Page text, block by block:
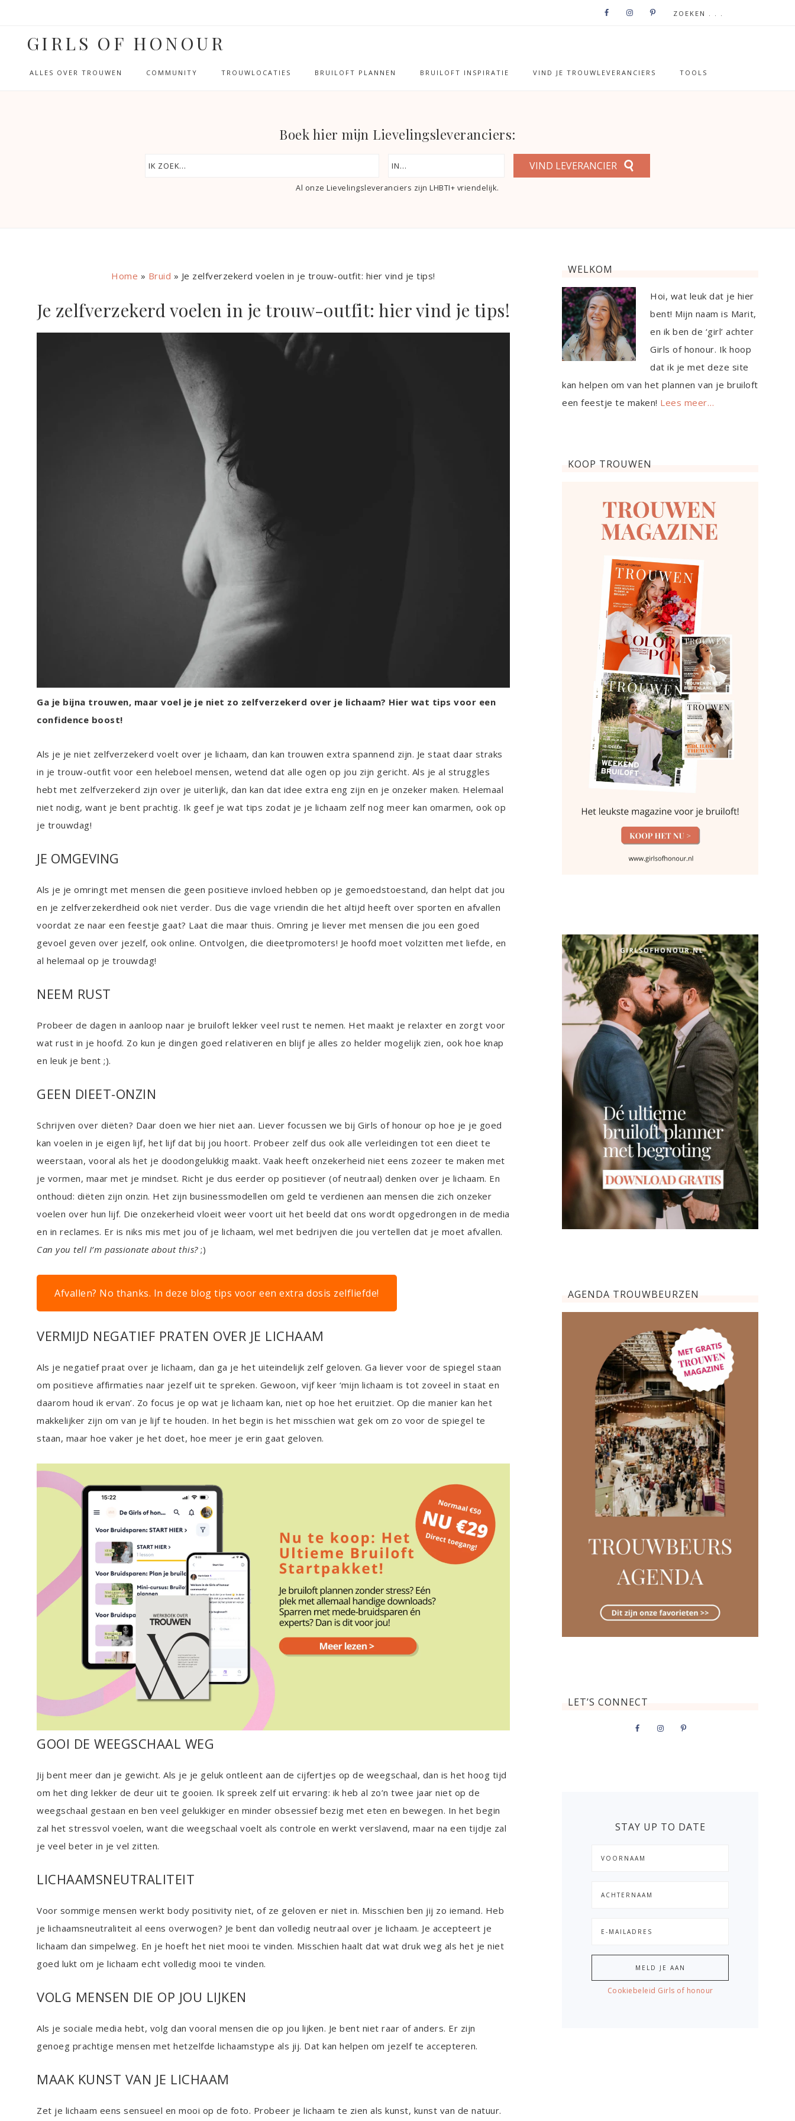
GIRLS OF HONOUR
ALLES OVER TROUWEN COMMUNITY TROUWLOCATIES BRUILOFT PLANNEN BRUILOFT INSPIRATIE VIND JE TROUWLEVERANCIERS TOOLS
Boek hier mijn Lievelingsleveranciers:
VIND LEVERANCIER
Al onze Lievelingsleveranciers zijn LHBTI+ vriendelijk.
Home » Bruid » Je zelfverzekerd voelen in je trouw-outfit: hier vind je tips!
Je zelfverzekerd voelen in je trouw-outfit: hier vind je tips!
Ga je bijna trouwen, maar voel je je niet zo zelfverzekerd over je lichaam? Hier wat tips voor een
confidence boost!
Als je je niet zelfverzekerd voelt over je lichaam, dan kan trouwen extra spannend zijn. Je staat daar straks
in je trouw-outfit voor een heleboel mensen, wetend dat alle ogen op jou zijn gericht. Als je al struggles
hebt met zelfverzekerd zijn over je uiterlijk, dan kan dat idee extra eng zijn en je onzeker maken. Helemaal
niet nodig, want je bent prachtig. Ik geef je wat tips zodat je je lichaam zelf nog meer kan omarmen, ook op
je trouwdag!
JE OMGEVING
Als je je omringt met mensen die geen positieve invloed hebben op je gemoedstoestand, dan helpt dat jou
en je zelfverzekerdheid ook niet verder. Dus die vage vriendin die het altijd heeft over sporten en afvallen
voordat ze naar een feestje gaat? Laat die maar thuis. Omring je liever met mensen die jou een goed
gevoel geven over jezelf, ook online. Ontvolgen, die dieetpromoters! Je hoofd moet volzitten met liefde, en
al helemaal op je trouwdag!
NEEM RUST
Probeer de dagen in aanloop naar je bruiloft lekker veel rust te nemen. Het maakt je relaxter en zorgt voor
wat rust in je hoofd. Zo kun je dingen goed relativeren en blijf je alles zo helder mogelijk zien, ook hoe knap
en leuk je bent ;).
GEEN DIEET-ONZIN
Schrijven over diëten? Daar doen we hier niet aan. Liever focussen we bij Girls of honour op hoe je je goed
kan voelen in je eigen lijf, het lijf dat bij jou hoort. Probeer zelf dus ook alle verleidingen tot een dieet te
weerstaan, vooral als het je doodongelukkig maakt. Vaak heeft onzekerheid niet eens zozeer te maken met
je vormen, maar met je mindset. Richt je dus eerder op positiever (of neutraal) denken over je lichaam. En
onthoud: diëten zijn onzin. Het zijn businessmodellen om geld te verdienen aan mensen die zich onzeker
voelen over hun lijf. Die onzekerheid vloeit weer voort uit het beeld dat ons wordt opgedrongen in de media
en in reclames. Er is niks mis met jou of je lichaam, wel met bedrijven die jou vertellen dat je moet afvallen.
Can you tell I’m passionate about this?;)
Afvallen? No thanks. In deze blog tips voor een extra dosis zelfliefde!
VERMIJD NEGATIEF PRATEN OVER JE LICHAAM
Als je negatief praat over je lichaam, dan ga je het uiteindelijk zelf geloven. Ga liever voor de spiegel staan
om positieve affirmaties naar jezelf uit te spreken. Gewoon, vijf keer ‘mijn lichaam is tot zoveel in staat en
daarom houd ik ervan’. Zo focus je op wat je lichaam kan, niet op hoe het eruitziet. Op die manier kan het
makkelijker zijn om van je lijf te houden. In het begin is het misschien wat gek om zo voor de spiegel te
staan, maar hoe vaker je het doet, hoe meer je erin gaat geloven.
GOOI DE WEEGSCHAAL WEG
Jij bent meer dan je gewicht. Als je je geluk ontleent aan de cijfertjes op de weegschaal, dan is het hoog tijd
om het ding lekker de deur uit te gooien. Ik spreek zelf uit ervaring: ik heb al zo’n twee jaar niet op de
weegschaal gestaan en ben veel gelukkiger en minder obsessief bezig met eten en bewegen. In het begin
zal het stressvol voelen, want die weegschaal voelt als controle en werkt verslavend, maar na een tijdje zal
je veel beter in je vel zitten.
LICHAAMSNEUTRALITEIT
Voor sommige mensen werkt body positivity niet, of ze geloven er niet in. Misschien ben jij zo iemand. Heb
je lichaamsneutraliteit al eens overwogen? Je bent dan volledig neutraal over je lichaam. Je accepteert je
lichaam dan simpelweg. En je hoeft het niet mooi te vinden. Misschien haalt dat wat druk weg als het je niet
goed lukt om je lichaam echt volledig mooi te vinden.
VOLG MENSEN DIE OP JOU LIJKEN
Als je sociale media hebt, volg dan vooral mensen die op jou lijken. Je bent niet raar of anders. Er zijn
genoeg prachtige mensen met hetzelfde lichaamstype als jij. Dat kan helpen om jezelf te accepteren.
MAAK KUNST VAN JE LICHAAM
Zet je lichaam eens sensueel en mooi op de foto. Probeer je lichaam te zien als kunst, kunst van de natuur.
WELKOM
Hoi, wat leuk dat je hier
bent! Mijn naam is Marit,
en ik ben de ‘girl’ achter
Girls of honour. Ik hoop
dat ik je met deze site
kan helpen om van het plannen van je bruiloft
een feestje te maken! Lees meer…
KOOP TROUWEN
AGENDA TROUWBEURZEN
LET’S CONNECT
STAY UP TO DATE
Cookiebeleid Girls of honour